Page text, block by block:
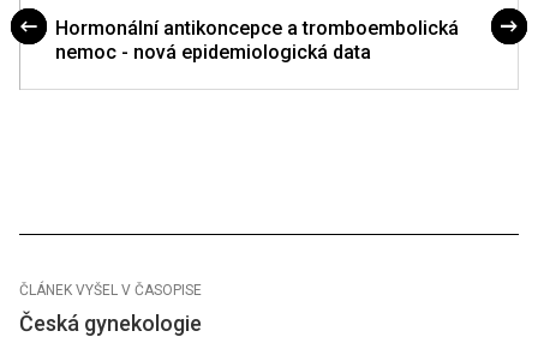
Hormonální antikoncepce a tromboembolická
nemoc - nová epidemiologická data
ČLÁNEK VYŠEL V ČASOPISE
Česká gynekologie